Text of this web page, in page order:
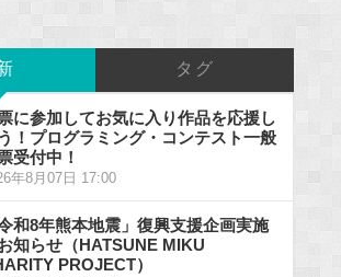
タグ
に参加してお気に入り作品を応援し
！プログラミング・コンテスト一般
受付中！
年8月07日 17:00
令和8年熊本地震」復興支援企画実施
知らせ（HATSUNE MIKU
PROJECT）